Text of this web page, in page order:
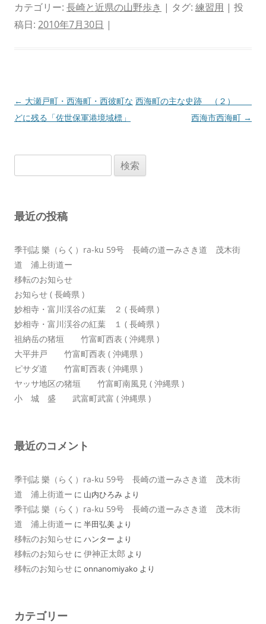
カテゴリー: 長崎と近県の山野歩き | タグ: 練習用 | 投
稿日: 2010年7月30日 |
投
稿
ョ
← 大瀬戸町・西海町・西彼町な
どに残る「佐世保軍港境域標」
西海町の主な史跡 （２）
西海市西海町 →
索:
最近の投稿
季刊誌 樂（らく）ra-ku 59号 長崎の道ーみさき道 茂木街
道 浦上街道ー
移転のお知らせ
お知らせ ( 長崎県 )
妙相寺・富川渓谷の紅葉 ２ ( 長崎県 )
妙相寺・富川渓谷の紅葉 １ ( 長崎県 )
祖納岳の猪垣 竹富町西表 ( 沖縄県 )
大平井戸 竹富町西表 ( 沖縄県 )
ピサダ道 竹富町西表 ( 沖縄県 )
ヤッサ地区の猪垣 竹富町南風見 ( 沖縄県 )
小 城 盛 武富町武富 ( 沖縄県 )
最近のコメント
季刊誌 樂（らく）ra-ku 59号 長崎の道ーみさき道 茂木街
道 浦上街道ー に 山内ひろみ より
季刊誌 樂（らく）ra-ku 59号 長崎の道ーみさき道 茂木街
道 浦上街道ー に 半田弘美 より
移転のお知らせ に ハンター より
移転のお知らせ に 伊神正太郎 より
移転のお知らせ に onnanomiyako より
カテゴリー